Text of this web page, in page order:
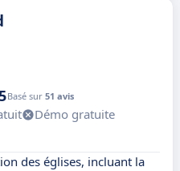
Basé sur 51 avis
Démo gratuite
des églises, incluant la